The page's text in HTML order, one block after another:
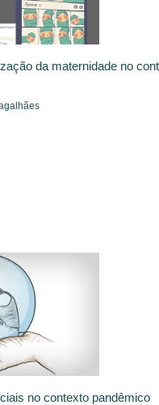
da maternidade no
no contexto pandêmico